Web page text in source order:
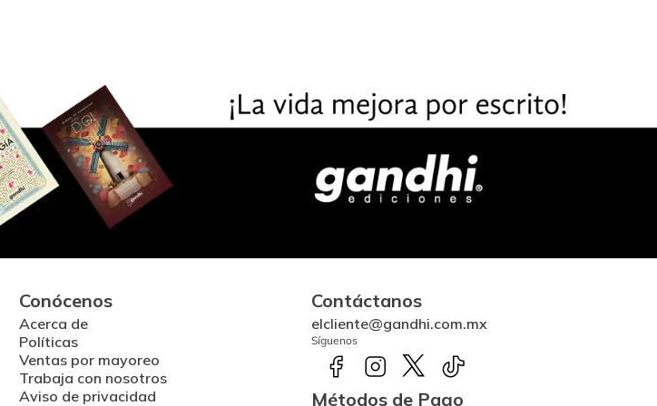
Conócenos
Acerca de
Políticas
Ventas por mayoreo
Trabaja con nosotros
Aviso de privacidad
Contáctanos
elcliente@gandhi.com.mx
Síguenos
Métodos de Pago